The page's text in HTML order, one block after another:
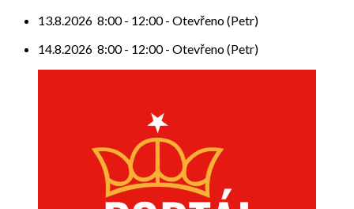
13.8.2026 8:00- 12:00- Otevřeno (Petr)
14.8.2026 8:00- 12:00- Otevřeno (Petr)